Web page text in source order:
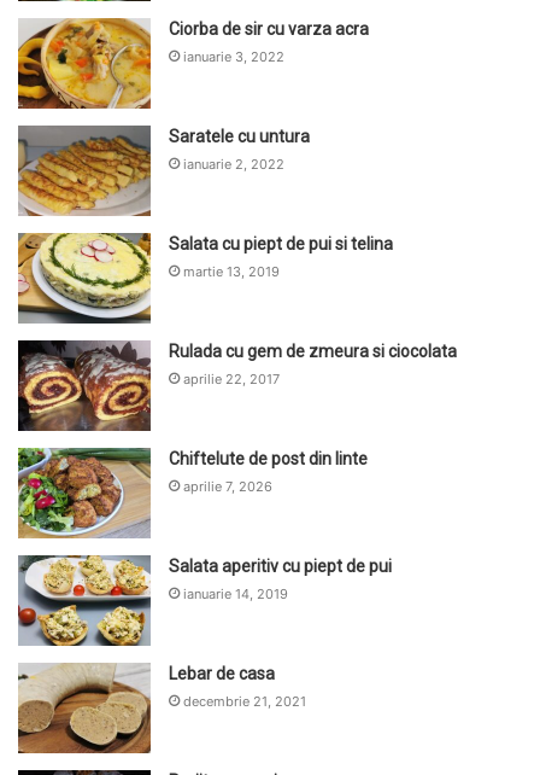
Ciorba de sir cu varza acra
ianuarie 3, 2022
Saratele cu untura
ianuarie 2, 2022
Salata cu piept de pui si telina
martie 13, 2019
Rulada cu gem de zmeura si ciocolata
aprilie 22, 2017
Chiftelute de post din linte
aprilie 7, 2026
Salata aperitiv cu piept de pui
ianuarie 14, 2019
Lebar de casa
decembrie 21, 2021